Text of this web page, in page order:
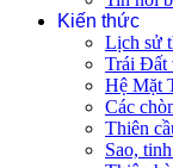
Kiến thức
Lịch sử
Trái Đất
Hệ Mặt
Các
Thiên
Sao,